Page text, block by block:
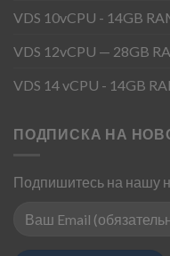
VDS 10vCPU - 14GB
VDS 12vCPU — 28GB
VDS 14 vCPU - 14GB
ПОДПИСКА НА
Подпишитесь на нашу